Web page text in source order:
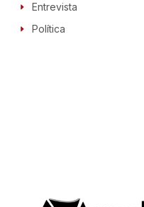
Entrevista
Política